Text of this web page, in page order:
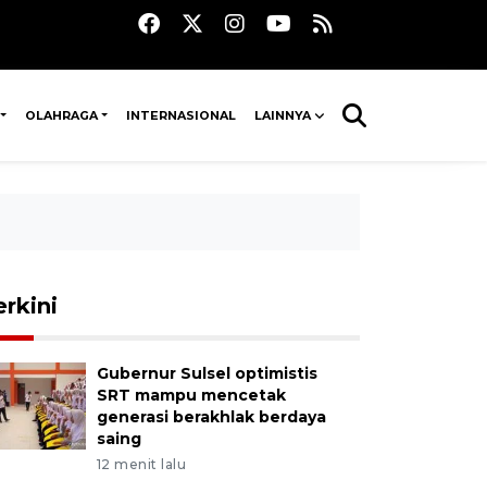
OLAHRAGA INTERNASIONAL LAINNYA
Gubernur Sulsel optimistis
SRT mampu mencetak
generasi berakhlak berdaya
saing
12 menit lalu